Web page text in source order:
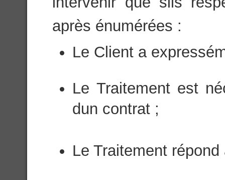
après énumérées :
Le Client a
Le Traitement est
dun contrat ;
Le Traitement